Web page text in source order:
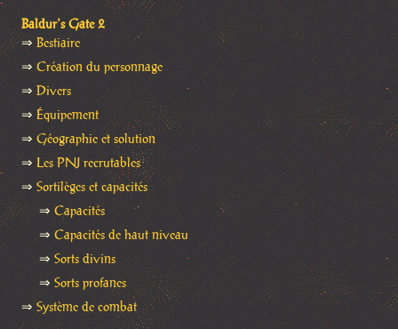
Baldur's Gate 2
⇒ Bestiaire
⇒Création du personnage
⇒ Divers
⇒ Équipement
⇒ Géographie et solution
⇒ Les PNJ recrutables
⇒ Sortilèges et capacités
⇒ Capacités
⇒ Capacités de haut niveau
⇒ Sorts divins
⇒ Sorts profanes
⇒ Système de combat